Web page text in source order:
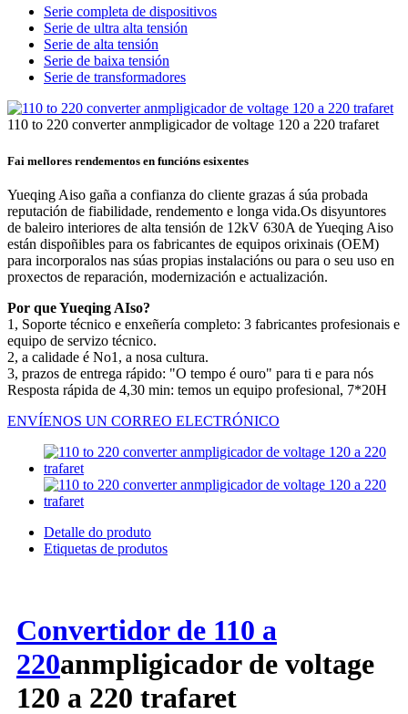
Serie completa de dispositivos
Serie de ultra alta tensión
Serie de alta tensión
Serie de baixa tensión
Serie de transformadores
110 to 220 converter anmpligicador de voltage 120 a 220 trafaret
Fai mellores rendementos en funcións esixentes
Yueqing Aiso gaña a confianza do cliente grazas á súa probada
reputación de fiabilidade, rendemento e longa vida.Os disyuntores
de baleiro interiores de alta tensión de 12kV 630A de Yueqing Aiso
están dispoñibles para os fabricantes de equipos orixinais (OEM)
para incorporalos nas súas propias instalacións ou para o seu uso en
proxectos de reparación, modernización e actualización.
Por que Yueqing AIso?
1, Soporte técnico e enxeñería completo: 3 fabricantes profesionais e
equipo de servizo técnico.
2, a calidade é No1, a nosa cultura.
3, prazos de entrega rápido: "O tempo é ouro" para ti e para nós
Resposta rápida de 4,30 min: temos un equipo profesional, 7*20H
ENVÍENOS UN CORREO ELECTRÓNICO
Detalle do produto
Etiquetas de produtos
Convertidor de 110 a
220anmpligicador de voltage
120 a 220 trafaret